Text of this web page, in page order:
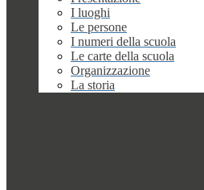
I luoghi
Le persone
I numeri della scuola
Le carte della scuola
Organizzazione
La storia